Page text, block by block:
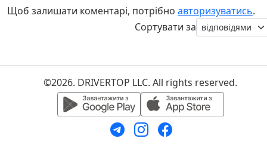
Щоб залишати коментарі, потрібно авторизуватись.
Сортувати за
©2026. DRIVERTOP LLC. All rights reserved.